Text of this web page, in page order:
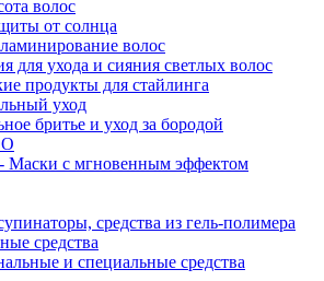
волос
от солнца
волос
для ухода и сияния светлых волос
продукты для стайлинга
уход
бритье и уход за бородой
Маски с мгновенным эффектом
средства из гель-полимера
средства
и специальные средства